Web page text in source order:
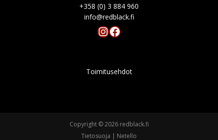
+358 (0) 3 884 960
info@redblack.f
Instagram
Facebook
Toimitusehdot
Copyright © 2026 redblack.fi
Tietosuoja | Netello